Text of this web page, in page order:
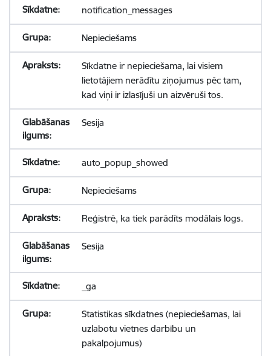
notification_messages
Nepieciešams
Sīkdatne ir nepieciešama, lai visiem
lietotājiem nerādītu ziņojumus pēc tam,
kad viņi ir izlasījuši un aizvēruši tos.
Sesija
auto_popup_showed
Nepieciešams
Reģistrē, ka tiek parādīts modālais logs.
Sesija
_ga
Statistikas sīkdatnes (nepieciešamas, lai
uzlabotu vietnes darbību un
pakalpojumus)